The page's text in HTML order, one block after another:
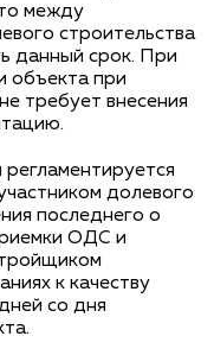
между
строительства
данный срок. При
объекта при
требует внесения
долевого
последнего о
ОДС и
к качеству
со дня